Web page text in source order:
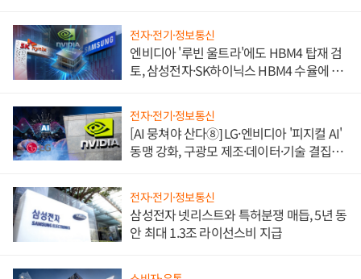
전자·전기·정보통신
엔비디아 '루빈 울트라'에도 HBM4 탑재 검
토, 삼성전자·SK하이닉스 HBM4 수율에 주
전자·전기·정보통신
[AI 뭉쳐야 산다⑧] LG·엔비디아 '피지컬 AI'
동맹 강화, 구광모 제조·데이터·기술 결집
전자·전기·정보통신
삼성전자 넷리스트와 특허분쟁 매듭, 5년 동
안 최대 1.3조 라이선스비 지급